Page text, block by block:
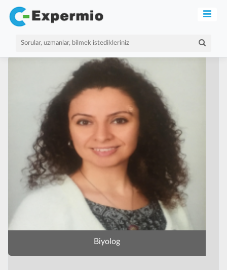
Biyolog